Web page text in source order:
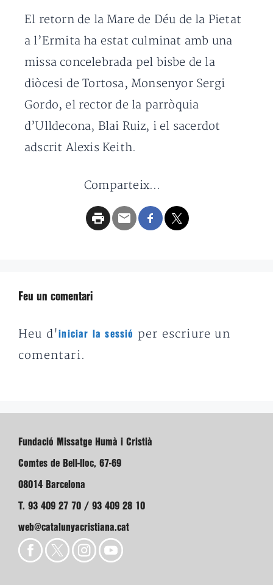
El retorn de la Mare de Déu de la Pietat
a l’Ermita ha estat culminat amb una
missa concelebrada pel bisbe de la
diòcesi de Tortosa, Monsenyor Sergi
Gordo, el rector de la parròquia
d’Ulldecona, Blai Ruiz, i el sacerdot
adscrit Alexis Keith.
Comparteix...
Feu un comentari
Heu d'iniciar la sessió
per escriure un
comentari.
Fundació Missatge Humà i Cristià
Comtes de Bell-lloc, 67-69
08014 Barcelona
T. 93 409 27 70 / 93 409 28 10
web@catalunyacristiana.cat